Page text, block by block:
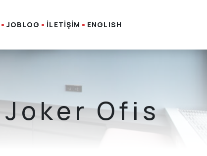
JOBLOG İLETİŞİM ENGLISH
Ofis